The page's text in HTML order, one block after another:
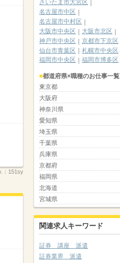
151sy
さいたま市大宮区
名古屋市中区
名古屋市中村区
大阪市中央区
大阪市北区
神戸市中央区
京都市下京区
仙台市青葉区
札幌市中央区
福岡市中央区
福岡市博多区
都道府県×職種のお仕事一覧
東京都
大阪府
神奈川県
愛知県
埼玉県
千葉県
兵庫県
京都府
福岡県
北海道
宮城県
関連求人キーワード
証券 講座 派遣
証券業界 派遣